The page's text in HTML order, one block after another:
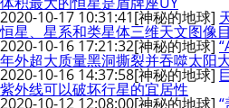
2020-10-17 10:31:41[神秘的地球]
恒星、星系和类星体三维天文图像
2020-10-16 17:21:32[神秘的地球]
年外超大质量黑洞撕裂并吞噬太阳
2020-10-16 14:37:58[神秘的地球]
紫外线可以破坏行星的宜居性
2020-10-12 12:08:00[神秘的地球]